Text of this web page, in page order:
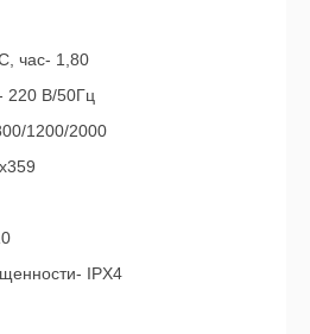
час- 1,80
220 В/50Гц
1200/2000
IPX4